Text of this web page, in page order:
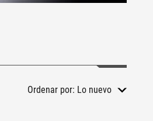
Ordenar por: Lo nuevo